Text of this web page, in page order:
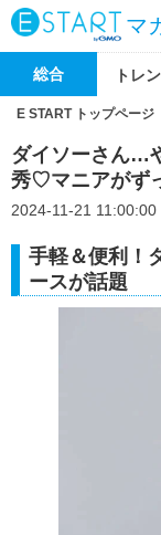
マ
総合 トレ
E START トップページ
ダイソーさん…
秀♡マニアがず
2024-11-21 11:00:00
手軽＆便利！
ースが話題